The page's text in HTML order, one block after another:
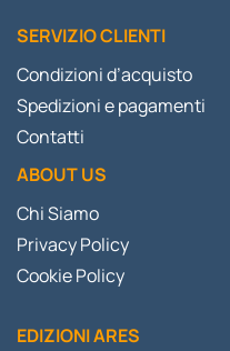
SERVIZIO CLIENTI
Condizioni d’acquisto
Spedizioni e pagamenti
Contatti
ABOUT US
Chi Siamo
Privacy Policy
Cookie Policy
EDIZIONI ARES